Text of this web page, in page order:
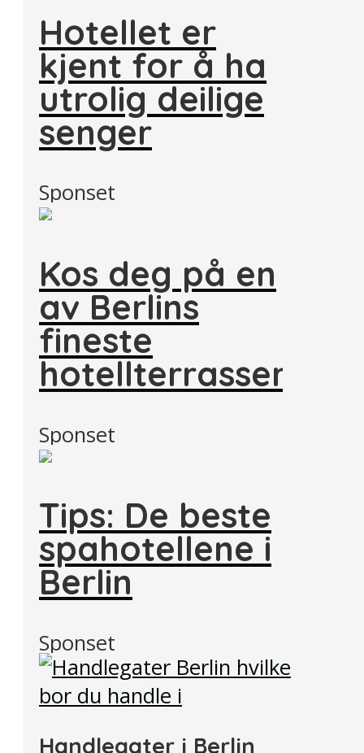
Hotellet er
kjent for å ha
utrolig deilige
senger
Sponset
Kos deg på en
av Berlins
fineste
hotellterrasser
Sponset
Tips: De beste
spahotellene i
Berlin
Sponset
Handlegater i Berlin